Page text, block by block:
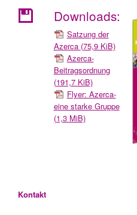
Downloads:
Satzung der
Azerca (75,9 KiB)
Azerca-
Beitragsordnung
(191,7 KiB)
Flyer: Azerca-
eine starke Gruppe
(1,3 MiB)
Kontakt